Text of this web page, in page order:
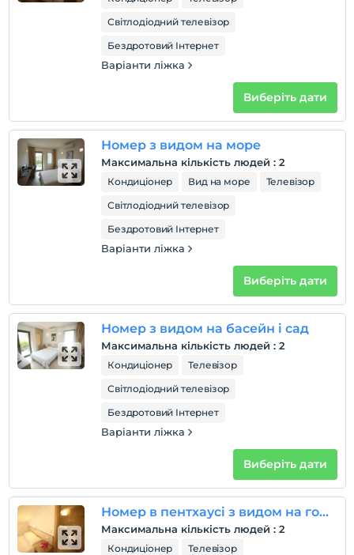
Світлодіодний телевізор
Бездротовий Інтернет
Варіанти ліжка
Виберіть дати
Номер з видом на море
Максимальна кількість людей : 2
Кондиціонер Вид на море
Телевізор
Світлодіодний телевізор
Бездротовий Інтернет
Варіанти ліжка
Виберіть дати
Номер з видом на басейн і сад
Максимальна кількість людей : 2
Кондиціонер
Телевізор
Світлодіодний телевізор
Бездротовий Інтернет
Варіанти ліжка
Виберіть дати
Номер в пентхаусі з видом на гори Економ
Максимальна кількість людей : 2
Кондиціонер
Телевізор